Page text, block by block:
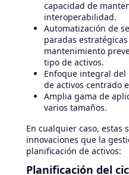
capacidad de
interoperabilidad.
Automatización de
paradas
mantenimiento
tipo de activos.
Enfoque integral
de activos centrado
Amplia gama de
varios tamaños.
En cualquier caso, estas
innovaciones que la
planificación de activos:
Planificación del